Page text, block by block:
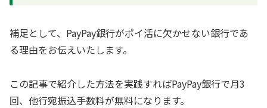
補足として、PayPay銀行がポイ活に欠かせない銀行であ
る理由をお伝えいたします。
この記事で紹介した方法を実践すればPayPay銀行で月3
回、他行宛振込手数料が無料になります。